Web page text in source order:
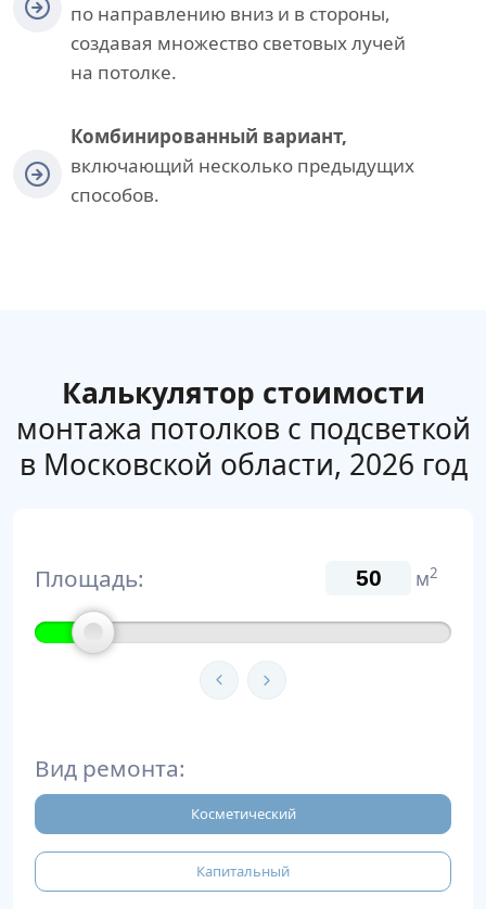
по направлению вниз и в стороны,
создавая множество световых лучей
на потолке.
Комбинированный вариант,
включающий несколько предыдущих
способов.
Калькулятор стоимости
монтажа потолков с подсветкой
в Московской области, 2026 год
Площадь: м2
Вид ремонта:
Косметический
Капитальный